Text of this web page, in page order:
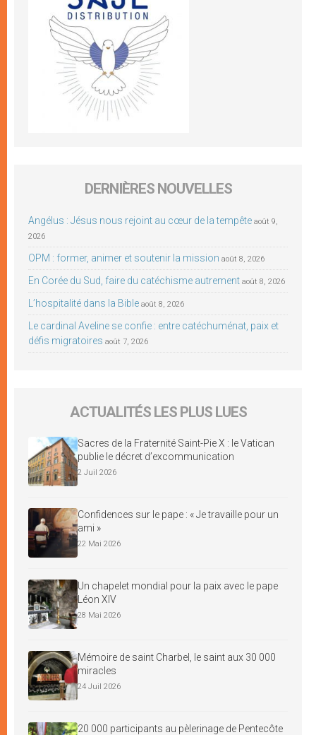
DERNIÈRES NOUVELLES
Angélus : Jésus nous rejoint au cœur de la tempête août 9,
2026
OPM : former, animer et soutenir la mission août 8, 2026
En Corée du Sud, faire du catéchisme autrement août 8, 2026
L’hospitalité dans la Bible août 8, 2026
Le cardinal Aveline se confie : entre catéchuménat, paix et
défis migratoires août 7, 2026
ACTUALITÉS LES PLUS LUES
Sacres de la Fraternité Saint-Pie X : le Vatican
publie le décret d’excommunication
2 Juil 2026
Confidences sur le pape : « Je travaille pour un
ami »
22 Mai 2026
Un chapelet mondial pour la paix avec le pape
Léon XIV
28 Mai 2026
Mémoire de saint Charbel, le saint aux 30 000
miracles
24 Juil 2026
20 000 participants au pèlerinage de Pentecôte